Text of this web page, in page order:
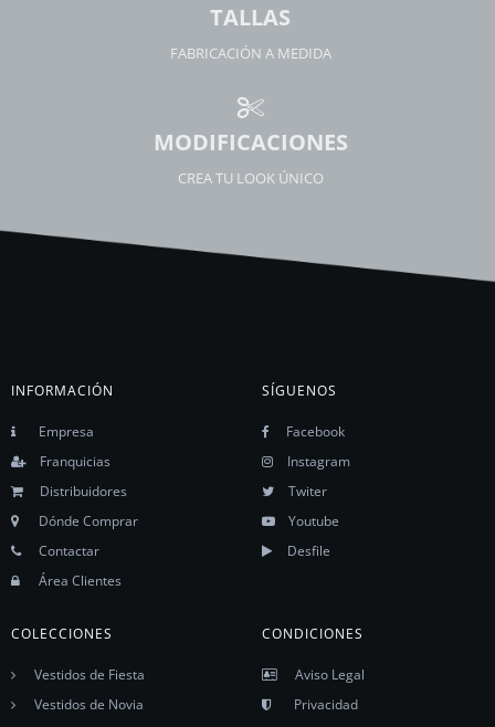
TALLAS
FABRICACIÓN A MEDIDA
MODIFICACIONES
CREA TU LOOK ÚNICO
INFORMACIÓN
Empresa
Franquicias
Distribuidores
Dónde Comprar
Contactar
Área Clientes
SÍGUENOS
Facebook
Instagram
Twiter
Youtube
Desfile
COLECCIONES
Vestidos de Fiesta
Vestidos de Novia
CONDICIONES
Aviso Legal
Privacidad